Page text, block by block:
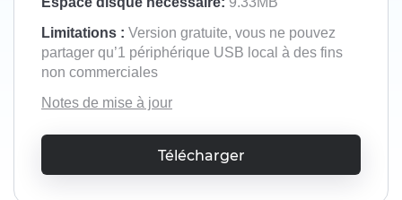
Limitations : Version gratuite, vous ne pouvez
partager qu’1 périphérique USB local à des fins
non commerciales
Notes de mise à jour
Télécharger